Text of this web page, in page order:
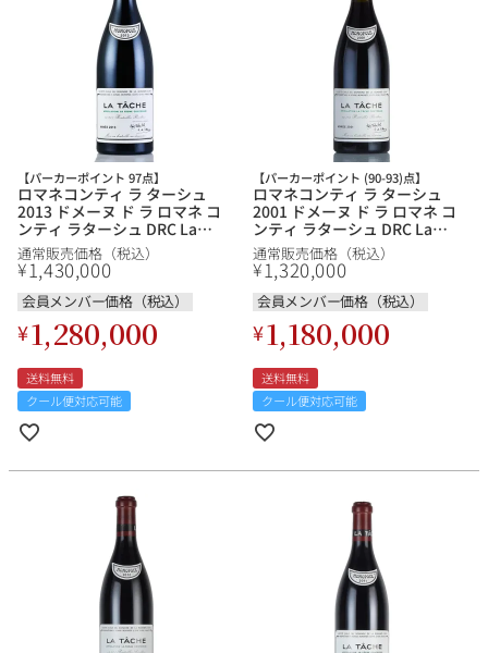
【パーカーポイント 97点】
ロマネコンティ ラ ターシュ
2013 ドメーヌ ド ラ ロマネ コ
ンティ ラターシュ DRC La
Tache フランス ブルゴーニュ
赤ワイン
通常販売価格（税込）
¥1,430,000
会員メンバー価格（税込）
¥1,280,000
送料無料
クール便対応可能
【パーカーポイント (90-93)点】
ロマネコンティ ラ ターシュ
2001 ドメーヌ ド ラ ロマネ コ
ンティ ラターシュ DRC La
Tache フランス ブルゴーニュ
赤ワイン
通常販売価格（税込）
¥1,320,000
会員メンバー価格（税込）
¥1,180,000
送料無料
クール便対応可能